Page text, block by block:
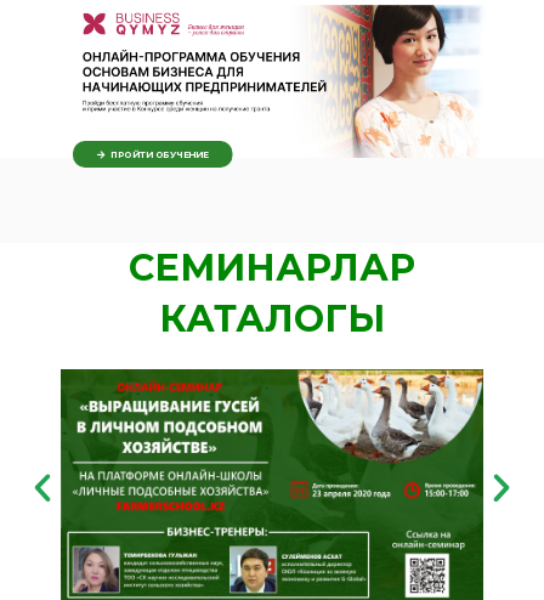
ПРОЙТИ ОБУЧЕНИЕ
СЕМИНАРЛАР
КАТАЛОГЫ